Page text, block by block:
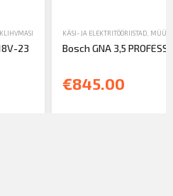
JA METALLITÖÖTLUS
23
KÄSI- JA ELEKTRITÖÖRIISTAD, MÜÜK
Bosch GNA 3,5
€845.00